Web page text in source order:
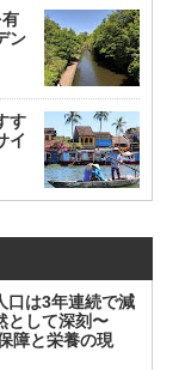
ン
す
イ
口は3年連続で減
として深刻〜
障と栄養の現